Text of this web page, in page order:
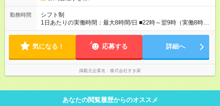
勤務時間
シフト制
1日あたりの実働時間：最大8時間/日 ■22時～翌9時（実働8時
間） ※上記はあくまでも一例です。店舗により、時間が前後す
のシフトを組んでいます。 ★各店舗のサポートのために本社に
気になる！ 応募する 詳細へ
掲載元企業名 株式会社すき家
あなたの閲覧履歴からのオススメ